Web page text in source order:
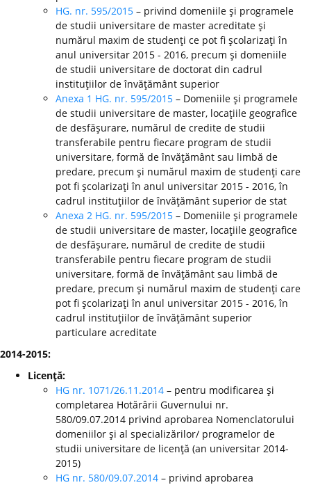
HG. nr. 595/2015 – privind domeniile şi programele
de studii universitare de master acreditate şi
numărul maxim de studenţi ce pot fi şcolarizaţi în
anul universitar 2015 - 2016, precum şi domeniile
de studii universitare de doctorat din cadrul
instituţiilor de învăţământ superior
Anexa 1 HG. nr. 595/2015 – Domeniile şi programele
de studii universitare de master, locaţiile geografice
de desfăşurare, numărul de credite de studii
transferabile pentru fiecare program de studii
universitare, formă de învăţământ sau limbă de
predare, precum şi numărul maxim de studenţi care
pot fi şcolarizaţi în anul universitar 2015 - 2016, în
cadrul instituţiilor de învăţământ superior de stat
Anexa 2 HG. nr. 595/2015 – Domeniile şi programele
de studii universitare de master, locaţiile geografice
de desfăşurare, numărul de credite de studii
transferabile pentru fiecare program de studii
universitare, formă de învăţământ sau limbă de
predare, precum şi numărul maxim de studenţi care
pot fi şcolarizaţi în anul universitar 2015 - 2016, în
cadrul instituţiilor de învăţământ superior
particulare acreditate
2014-2015:
Licenţă:
HG nr. 1071/26.11.2014 – pentru modificarea şi
completarea Hotărârii Guvernului nr.
580/09.07.2014 privind aprobarea Nomenclatorului
domeniilor şi al specializărilor/ programelor de
studii universitare de licenţă (an universitar 2014-
2015)
HG nr. 580/09.07.2014 – privind aprobarea